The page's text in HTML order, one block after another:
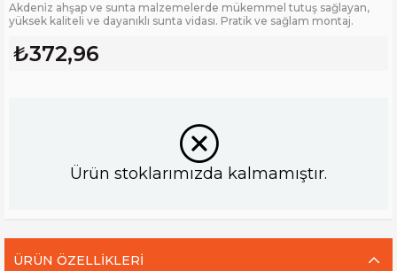
Akdeni̇z ahşap ve sunta malzemelerde mükemmel tutuş sağlayan,
yüksek kaliteli ve dayanıklı sunta vidası. Pratik ve sağlam montaj.
₺372,96
Ürün stoklarımızda kalmamıştır.
ÜRÜN ÖZELLIKLERI